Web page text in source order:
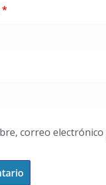
*
correo